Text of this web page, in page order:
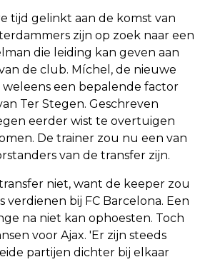
tijd gelinkt aan de komst van
zijn op zoek naar een
die leiding kan geven aan
de club. Míchel, de nieuwe
weleens een bepalende factor
Ter Stegen. Geschreven
eerder wist te overtuigen
De trainer zou nu een van
van de transfer zijn.
niet, want de keeper zou
verdienen bij FC Barcelona. Een
na niet kan ophoesten. Toch
voor Ajax. 'Er zijn steeds
partijen dichter bij elkaar